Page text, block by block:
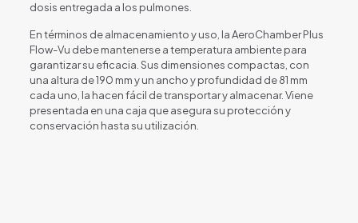
dosis entregada a los pulmones.
En términos de almacenamiento y uso, la AeroChamber Plus
Flow-Vu debe mantenerse a temperatura ambiente para
garantizar su eficacia. Sus dimensiones compactas, con
una altura de 190 mm y un ancho y profundidad de 81 mm
cada uno, la hacen fácil de transportar y almacenar. Viene
presentada en una caja que asegura su protección y
conservación hasta su utilización.